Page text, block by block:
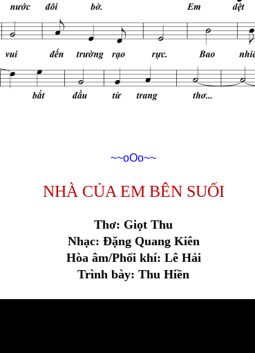
~~oOo~~
NHÀ CỦA EM BÊN SUỐI
Thơ: Giọt Thu
Nhạc: Đặng Quang Kiên
Hòa âm/Phối khí: Lê Hải
Trình bày: Thu Hiền